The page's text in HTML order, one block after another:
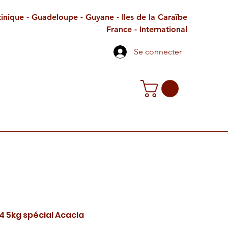
- Guadeloupe - Guyane - Iles de la Caraïbe
France - International
Se connecter
5kg spécial Acacia